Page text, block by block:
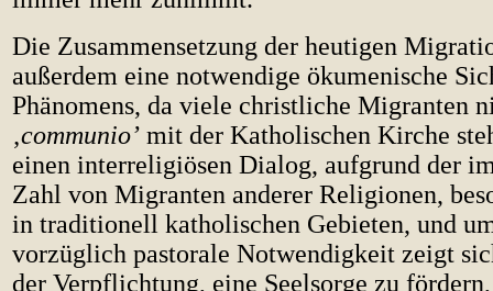
Die Zusammensetzung der heutigen
außerdem eine notwendige ökumenische
Phänomens, da viele christliche Migranten
‚communio’ mit der Katholischen Kirche
einen interreligiösen Dialog, aufgrund der
Zahl von Migranten anderer Religionen,
in traditionell katholischen Gebieten, und
vorzüglich pastorale Notwendigkeit zeigt
der Verpflichtung, eine Seelsorge zu